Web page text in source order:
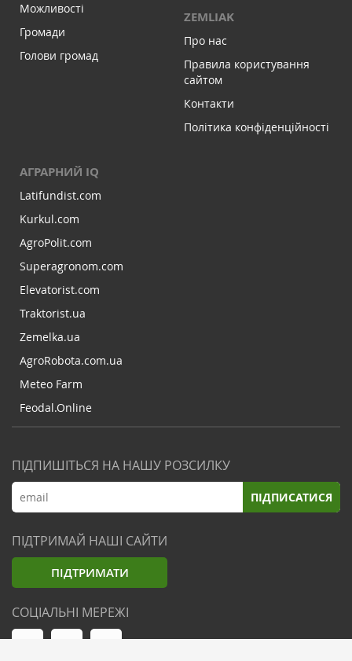
Можливості
Громади
Голови громад
ZEMLIAK
Про нас
Правила користування
сайтом
Контакти
Політика конфіденційності
АГРАРНИЙ IQ
Latifundist.com
Kurkul.com
AgroPolit.com
Superagronom.com
Elevatorist.com
Traktorist.ua
Zemelka.ua
AgroRobota.com.ua
Meteo Farm
Feodal.Online
ПІДПИШІТЬСЯ НА НАШУ РОЗСИЛКУ
ПІДПИСАТИСЯ
ПІДТРИМАЙ НАШІ САЙТИ
ПІДТРИМАТИ
СОЦІАЛЬНІ МЕРЕЖІ